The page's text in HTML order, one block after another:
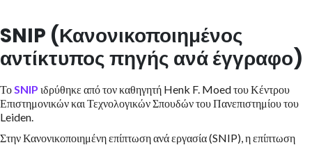
SNIP (Κανονικοποιημένος
αντίκτυπος πηγής ανά έγγραφο)
Το SNIP ιδρύθηκε από τον καθηγητή Henk F. Moed του Κέντρου
Επιστημονικών και Τεχνολογικών Σπουδών του Πανεπιστημίου του
Leiden.
Στην Κανονικοποιημένη επίπτωση ανά εργασία (SNIP), η επίπτωση